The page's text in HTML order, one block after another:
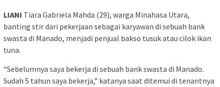
LIANI Tiara Gabriela Mahda (29), warga Minahasa Utara,
banting stir dari pekerjaan sebagai karyawan di sebuah bank
swasta di Manado, menjadi penjual bakso tusuk atau cilok ikan
tuna.
“Sebelumnya saya bekerja di sebuah bank swasta di Manado.
Sudah 5 tahun saya bekerja,” katanya saat ditemui di tenantnya